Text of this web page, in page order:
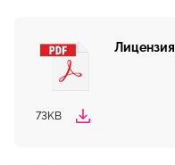
Лицензия
73KB